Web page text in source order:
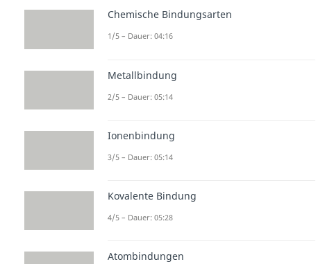
Chemische Bindungsarten
1/5 – Dauer: 04:16
Metallbindung
2/5 – Dauer: 05:14
Ionenbindung
3/5 – Dauer: 05:14
Kovalente Bindung
4/5 – Dauer: 05:28
Atombindungen